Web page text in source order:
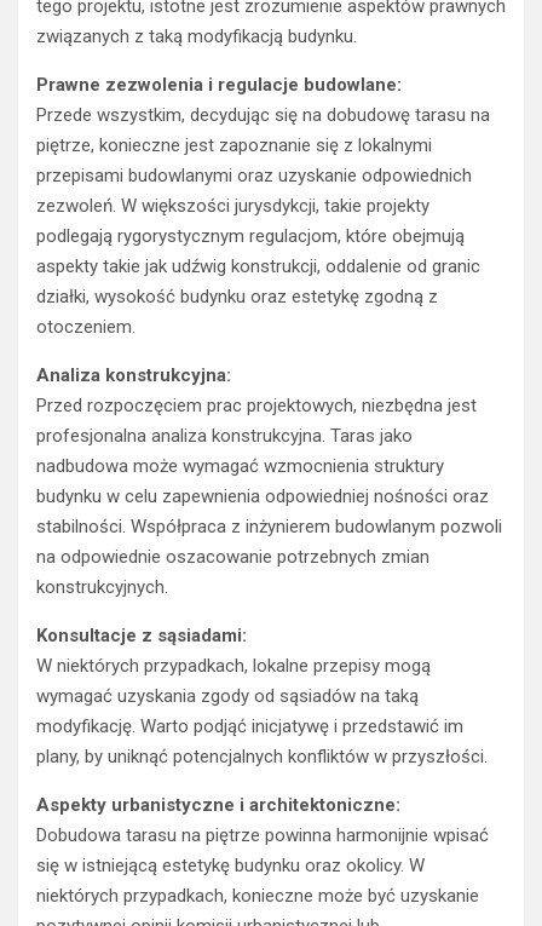
tego projektu, istotne jest zrozumienie aspektów prawnych
związanych z taką modyfikacją budynku.
Prawne zezwolenia i regulacje budowlane:
Przede wszystkim, decydując się na dobudowę tarasu na
piętrze, konieczne jest zapoznanie się z lokalnymi
przepisami budowlanymi oraz uzyskanie odpowiednich
zezwoleń. W większości jurysdykcji, takie projekty
podlegają rygorystycznym regulacjom, które obejmują
aspekty takie jak udźwig konstrukcji, oddalenie od granic
działki, wysokość budynku oraz estetykę zgodną z
otoczeniem.
Analiza konstrukcyjna:
Przed rozpoczęciem prac projektowych, niezbędna jest
profesjonalna analiza konstrukcyjna. Taras jako
nadbudowa może wymagać wzmocnienia struktury
budynku w celu zapewnienia odpowiedniej nośności oraz
stabilności. Współpraca z inżynierem budowlanym pozwoli
na odpowiednie oszacowanie potrzebnych zmian
konstrukcyjnych.
Konsultacje z sąsiadami:
W niektórych przypadkach, lokalne przepisy mogą
wymagać uzyskania zgody od sąsiadów na taką
modyfikację. Warto podjąć inicjatywę i przedstawić im
plany, by uniknąć potencjalnych konfliktów w przyszłości.
Aspekty urbanistyczne i architektoniczne:
Dobudowa tarasu na piętrze powinna harmonijnie wpisać
się w istniejącą estetykę budynku oraz okolicy. W
niektórych przypadkach, konieczne może być uzyskanie